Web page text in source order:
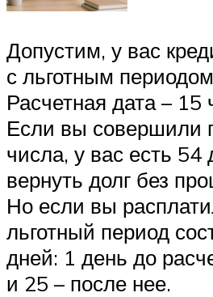
Допустим, у вас
с льготным
Расчетная дата – 15
Если вы совершили
числа, у вас есть 54
вернуть долг без
Но если вы
льготный период
дней: 1 день до
и 25 – после нее.